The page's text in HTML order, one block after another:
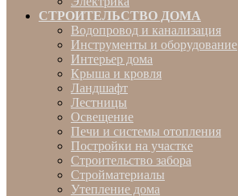
СТРОИТЕЛЬСТВО ДОМА
Водопровод и канализация
Инструменты и оборудование
Интерьер дома
Крыша и кровля
Ландшафт
Лестницы
Освещение
Печи и системы отопления
Постройки на участке
Строительство забора
Стройматериалы
Утепление дома